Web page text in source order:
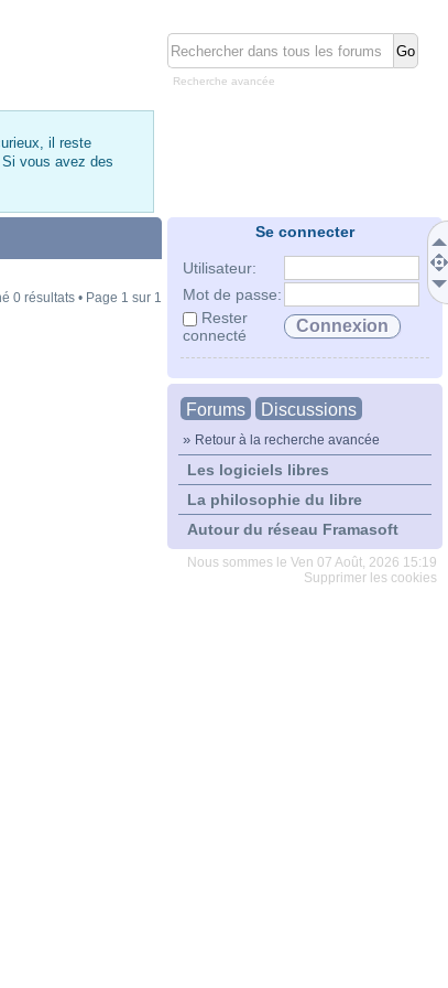
Recherche avancée
il reste
vous avez des
Se connecter
Utilisateur:
Mot de passe:
Rester
connecté
Forums Discussions
» Retour à la recherche avancée
Les logiciels libres
La philosophie du libre
Autour du réseau Framasoft
Nous sommes le Ven 07 Août, 2026 15:19
Supprimer les cookies
0 résultats • Page 1 sur 1